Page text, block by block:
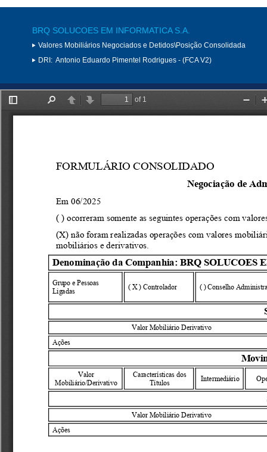
BRQ SOLUCOES EM INFORMATICA S.A.
Valores Mobiliários Negociados e Detidos\Posição Consolidada
DRI: Antonio Eduardo Pimentel Rodrigues - (FCA V2)